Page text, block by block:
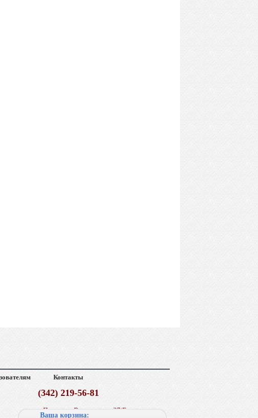
Ваша корзина:
Контакты
(342) 219-56-81
г. Пермь, ул. Васильева, д. 37/Б